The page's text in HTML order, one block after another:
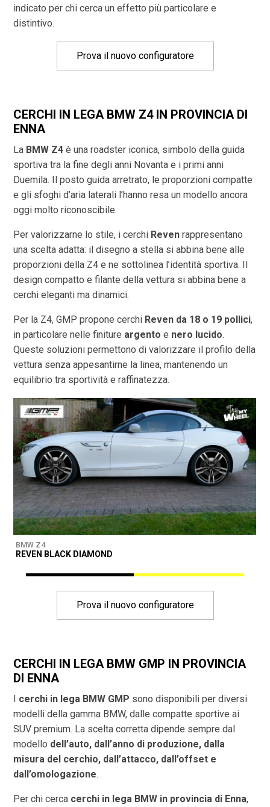
indicato per chi cerca un effetto più particolare e
distintivo.
Prova il nuovo configuratore
CERCHI IN LEGA BMW Z4 IN PROVINCIA DI
ENNA
La BMW Z4 è una roadster iconica, simbolo della guida
sportiva tra la fine degli anni Novanta e i primi anni
Duemila. Il posto guida arretrato, le proporzioni compatte
e gli sfoghi d’aria laterali l’hanno resa un modello ancora
oggi molto riconoscibile.
Per valorizzarne lo stile, i cerchi Reven rappresentano
una scelta adatta: il disegno a stella si abbina bene alle
proporzioni della Z4 e ne sottolinea l’identità sportiva. Il
design compatto e filante della vettura si abbina bene a
cerchi eleganti ma dinamici.
Per la Z4, GMP propone cerchi Reven da 18 o 19 pollici,
in particolare nelle finiture argento e nero lucido.
Queste soluzioni permettono di valorizzare il profilo della
vettura senza appesantirne la linea, mantenendo un
equilibrio tra sportività e raffinatezza.
BMW Z4
REVEN BLACK DIAMOND
Prova il nuovo configuratore
CERCHI IN LEGA BMW GMP IN PROVINCIA
DI ENNA
I cerchi in lega BMW GMP sono disponibili per diversi
modelli della gamma BMW, dalle compatte sportive ai
SUV premium. La scelta corretta dipende sempre dal
modello dell’auto, dall’anno di produzione, dalla
misura del cerchio, dall’attacco, dall’offset e
dall’omologazione.
Per chi cerca cerchi in lega BMW in provincia di Enna,